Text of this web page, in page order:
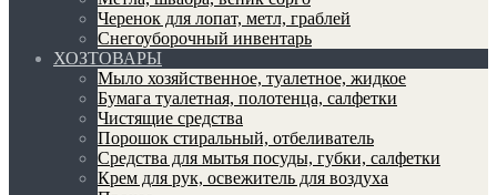
Черенок для лопат, метл, граблей
Снегоуборочный инвентарь
ХОЗТОВАРЫ
Мыло хозяйственное, туалетное, жидкое
Бумага туалетная, полотенца, салфетки
Чистящие средства
Порошок стиральный, отбеливатель
Средства для мытья посуды, губки, салфетки
Крем для рук, освежитель для воздуха